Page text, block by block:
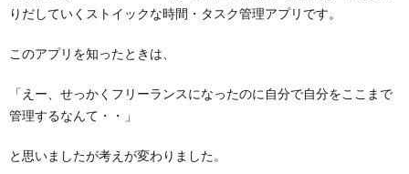
りだしていくストイックな時間・タスク管理アプリです。
このアプリを知ったときは、
「えー、せっかくフリーランスになったのに自分で自分をここまで
管理するなんて・・」
と思いましたが考えが変わりました。